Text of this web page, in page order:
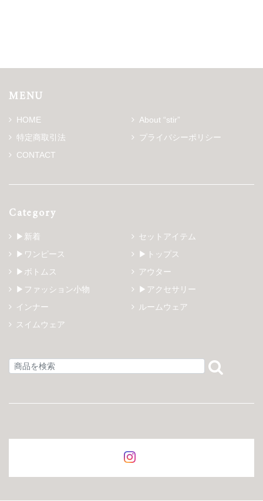
MENU
HOME
About “stir”
特定商取引法
プライバシーポリシー
CONTACT
Category
▶新着
セットアイテム
▶ワンピース
▶トップス
▶ボトムス
アウター
▶ファッション小物
▶アクセサリー
インナー
ルームウェア
スイムウェア